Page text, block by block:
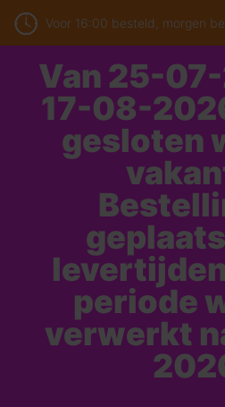
Voor 16:00 besteld, morgen
Van 25-
17-08-
gesloten
periode
verwerkt